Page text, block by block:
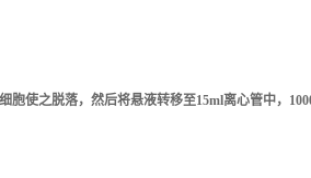
使之脱落，然后将悬液转移至15ml离心管中，